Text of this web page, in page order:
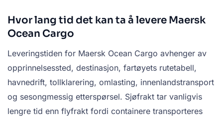
Hvor lang tid det kan ta å levere Maersk
Ocean Cargo
Leveringstiden for Maersk Ocean Cargo avhenger av
opprinnelsessted, destinasjon, fartøyets rutetabell,
havnedrift, tollklarering, omlasting, innenlandstransport
og sesongmessig etterspørsel. Sjøfrakt tar vanligvis
lengre tid enn flyfrakt fordi containere transporteres